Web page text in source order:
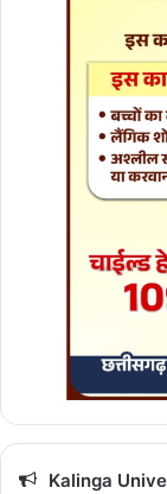
Kalinga